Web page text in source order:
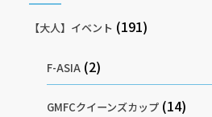
【大人】イベント (191)
F-ASIA (2)
GMFCクイーンズカップ (14)